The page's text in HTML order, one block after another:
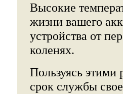
Высокие
жизни вашего
устройства от
коленях.
Пользуясь
срок службы